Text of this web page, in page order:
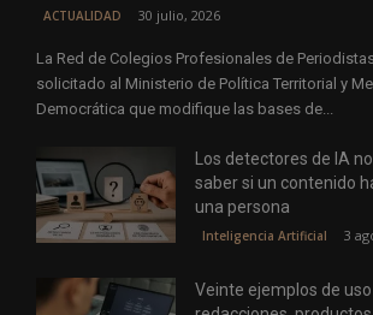
ACTUALIDAD 30 julio, 2026
La Red de Colegios Profesionales de
solicitado al Ministerio de Política Territorial y
Democrática que modifique las bases de...
Los detectores de IA
saber si un contenido
una persona
Inteligencia Artificial 3
Veinte ejemplos de